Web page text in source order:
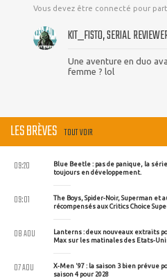
Vous devez être connecté pour
KIT_FISTO, SERIAL
Une aventure en duo
femme ? lol
LES BRÈVES TOUT VOIR
Blue Beetle : pas de panique, la
toujours en développement.
09:20
The Boys, Spider-Noir, Superman et
récompensés aux Critics Choice
09:01
Lanterns : deux nouveaux extraits
Max sur les matinales des Etats-
08 AOU
X-Men '97 : la saison 3 bien prévue
saison 4 pour 2028
07 AOU